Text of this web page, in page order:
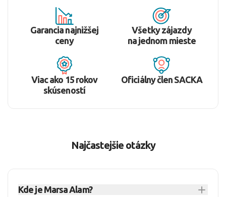
Garancia najnižšej
ceny
Všetky zájazdy
na jednom mieste
Viac ako 15 rokov
skúseností
Oficiálny člen SACKA
Najčastejšie otázky
Kde je Marsa Alam?